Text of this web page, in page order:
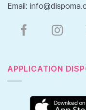
Email:
APPLICATION